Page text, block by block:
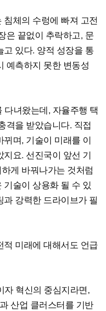
침체의 수렁에 빠져 고전
은 끝없이 추락하고, 문
고 있다. 양적 성장을 통
예측하지 못한 변동성
다녀왔는데, 자율주행 택
격을 받았습니다. 직접
며, 기술이 미래를 이
요. 선진국이 앞선 기
게 바꿔나가는 것처럼
기술이 상용화 될 수 있
강력한 드라이브가 필
적 미래에 대해서도 언급
자 혁신의 중심지라면,
산업 클러스터를 기반